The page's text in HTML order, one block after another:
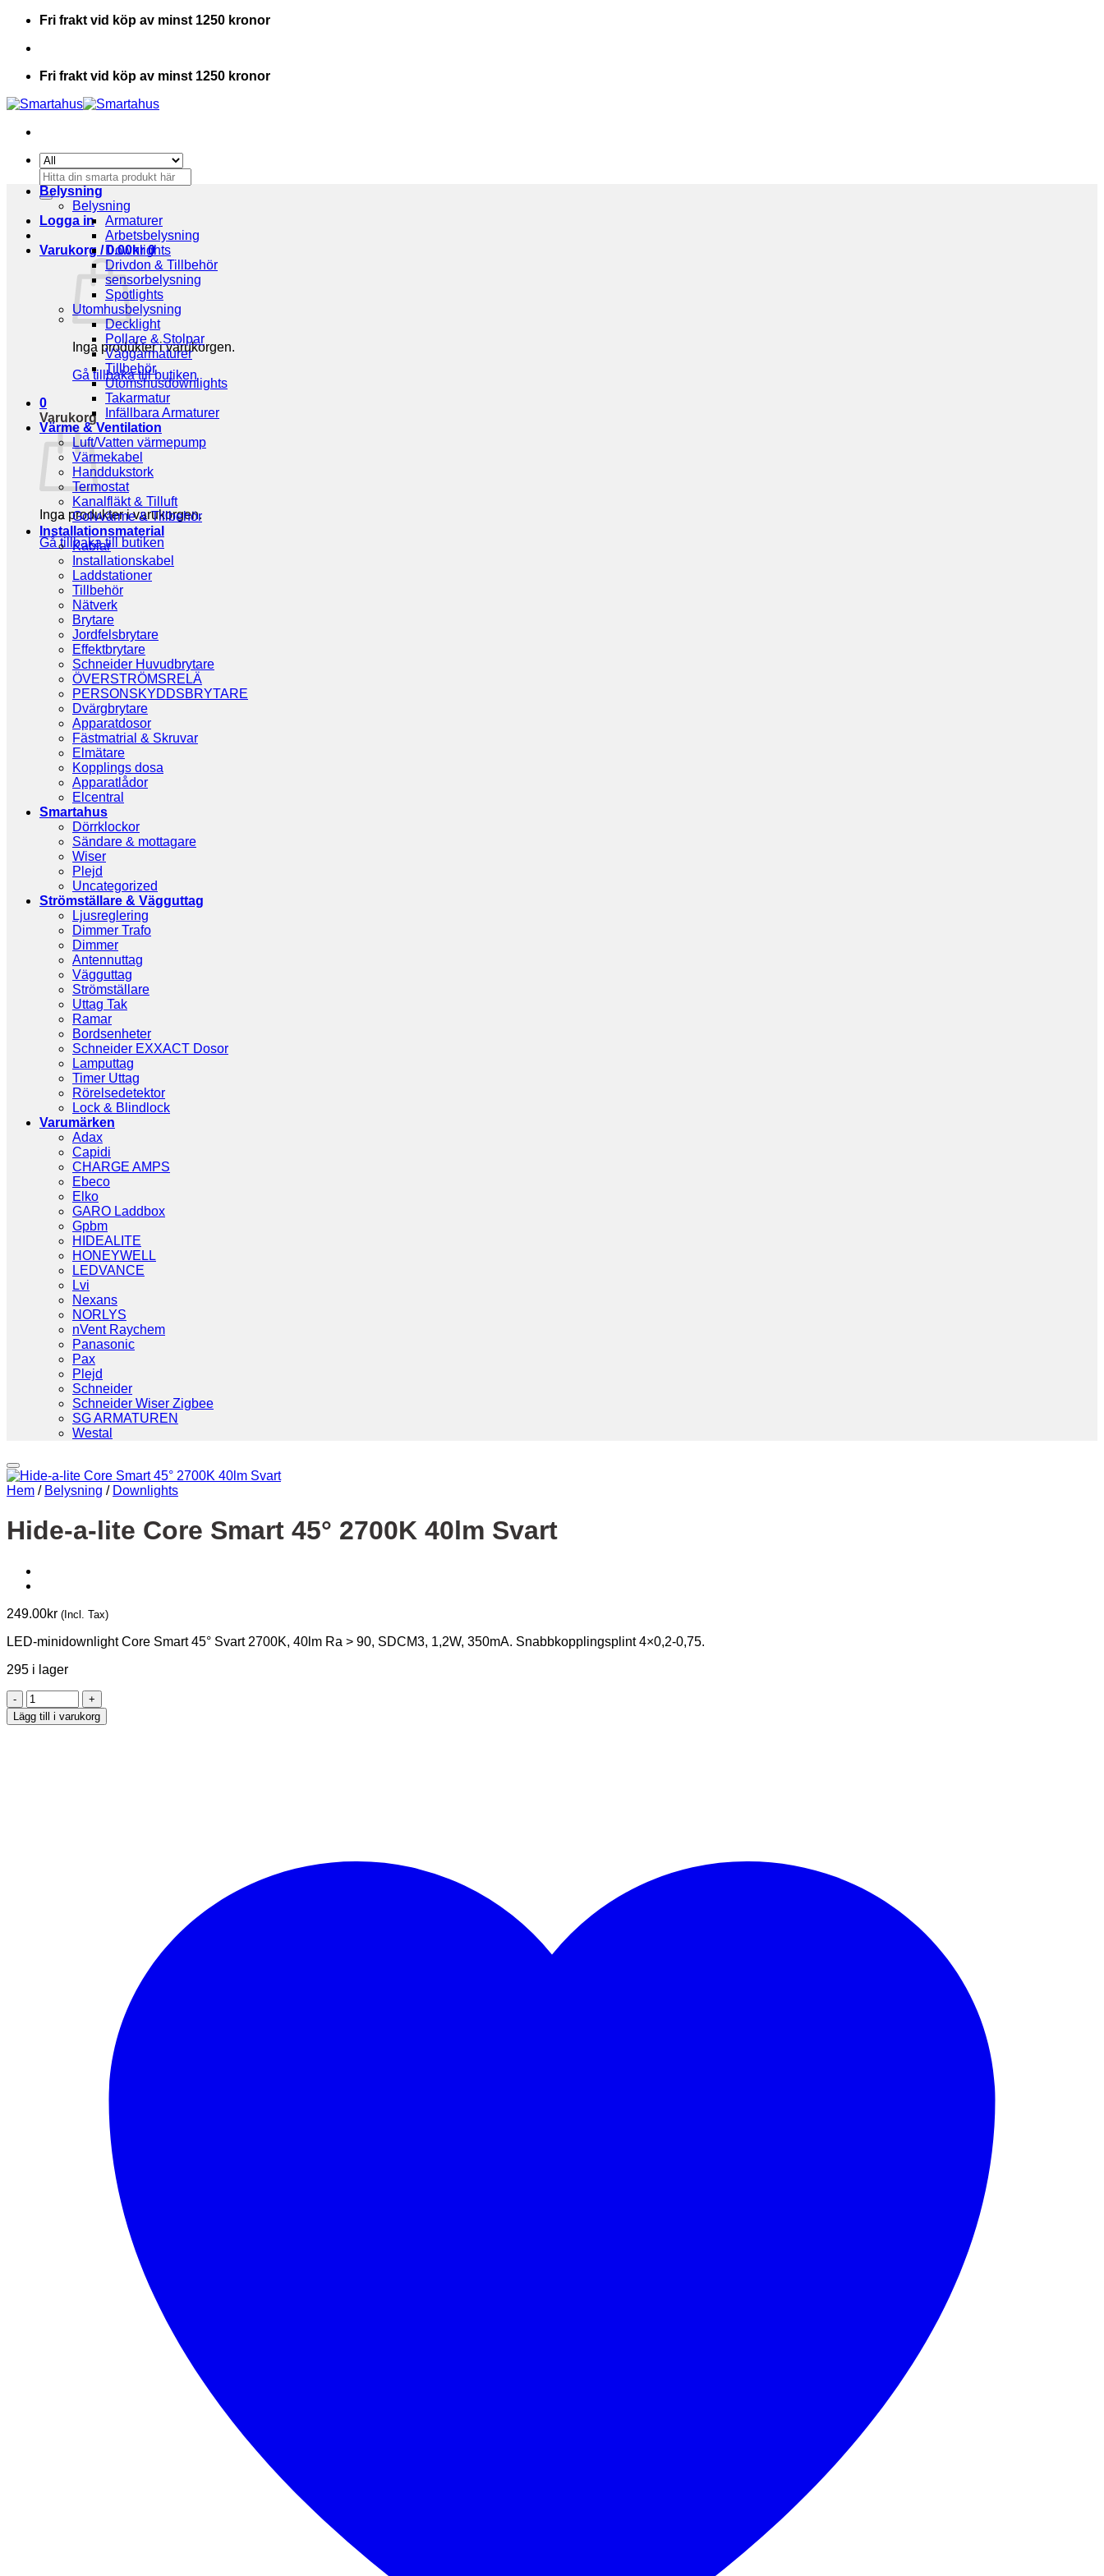
Skip
content
Fri frakt vid köp av minst 1250 kronor
Fri frakt vid köp av minst 1250 kronor
Sök
efter:
Logga in
Varukorg /0.00kr 0
Inga produkter i varukorgen.
Gå tillbaka till butiken
0
Varukorg
Inga produkter i varukorgen.
Gå tillbaka till butiken
Belysning
Belysning
Armaturer
Arbetsbelysning
Downlights
Drivdon & Tillbehör
sensorbelysning
Spotlights
Utomhusbelysning
Decklight
Pollare & Stolpar
Väggarmaturer
Tillbehör
Utomshusdownlights
Takarmatur
Infällbara Armaturer
Värme & Ventilation
Luft/Vatten värmepump
Värmekabel
Handdukstork
Termostat
Kanalfläkt & Tilluft
Golvvärme & Tillbehör
Installationsmaterial
Kablar
Installationskabel
Laddstationer
Tillbehör
Nätverk
Brytare
Jordfelsbrytare
Effektbrytare
Schneider Huvudbrytare
ÖVERSTRÖMSRELÄ
PERSONSKYDDSBRYTARE
Dvärgbrytare
Apparatdosor
Fästmatrial & Skruvar
Elmätare
Kopplings dosa
Apparatlådor
Elcentral
Smartahus
Dörrklockor
Sändare & mottagare
Wiser
Plejd
Uncategorized
Strömställare & Vägguttag
Ljusreglering
Dimmer Trafo
Dimmer
Antennuttag
Vägguttag
Strömställare
Uttag Tak
Ramar
Bordsenheter
Schneider EXXACT Dosor
Lamputtag
Timer Uttag
Rörelsedetektor
Lock & Blindlock
Varumärken
Adax
Capidi
CHARGE AMPS
Ebeco
Elko
GARO Laddbox
Gpbm
HIDEALITE
HONEYWELL
LEDVANCE
Lvi
Nexans
NORLYS
nVent Raychem
Panasonic
Pax
Plejd
Schneider
Schneider Wiser Zigbee
SG ARMATUREN
Westal
Hem / Belysning / Downlights
Hide-a-lite Core Smart 45° 2700K 40lm Svart
249.00kr (Incl. Tax)
LED-minidownlight Core Smart 45° Svart 2700K, 40lm Ra > 90, SDCM3, 1,2W, 350mA. Snabbkopplingsplint 4×0,2-0,75.
295 i lager
Hide-
a-
lite
Lägg till i varukorg